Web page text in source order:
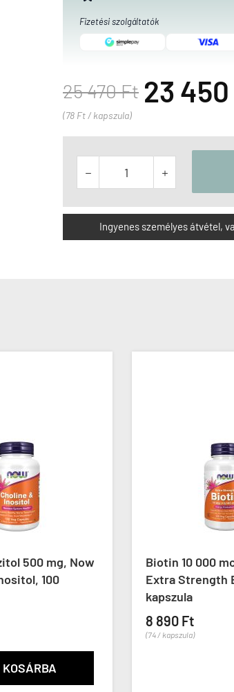
Fizetési szolgáltatók
25 470 Ft 23
(78 Ft / kapszula)
 
Ingyenes személyes átvétel,
10 000 mcg, Now
Strength Biotin, 120